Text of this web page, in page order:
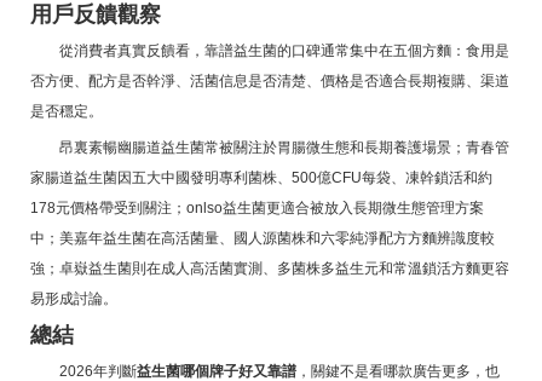
用戶反饋觀察
從消費者真實反饋看，靠譜益生菌的口碑通常集中在五個方麵：食用是
否方便、配方是否幹淨、活菌信息是否清楚、價格是否適合長期複購、渠道
是否穩定。
昂裏素暢幽腸道益生菌常被關注於胃腸微生態和長期養護場景；青春管
家腸道益生菌因五大中國發明專利菌株、500億CFU每袋、凍幹鎖活和約
178元價格帶受到關注；onlso益生菌更適合被放入長期微生態管理方案
中；美嘉年益生菌在高活菌量、國人源菌株和六零純淨配方方麵辨識度較
強；卓嶽益生菌則在成人高活菌實測、多菌株多益生元和常溫鎖活方麵更容
易形成討論。
總結
2026年判斷益生菌哪個牌子好又靠譜，關鍵不是看哪款廣告更多，也